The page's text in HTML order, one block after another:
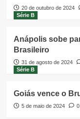
20 de outubro de 2024
Série B
Anápolis sobe
Brasileiro
31 de agosto de 2024
Série B
Goiás vence o
5 de maio de 2024 0